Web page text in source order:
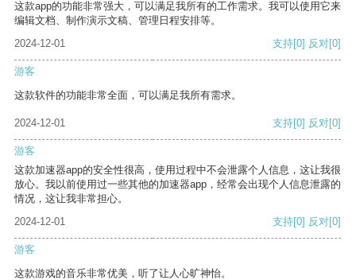
这款app的功能非常强大，可以满足我所有的工作需求。我可以使用它来
编辑文档、制作演示文稿、管理日程安排等。
2024-12-01
支持[0] 反对[0]
游客
这款软件的功能非常全面，可以满足我所有需求。
2024-12-01 支持[0] 反对[0]
游客
这款加速器app的安全性很高，使用过程中不会泄露个人信息，这让我很
放心。我以前使用过一些其他的加速器app，经常会出现个人信息泄露的
情况，这让我非常担心。
2024-12-01
支持[0] 反对[0]
游客
这款游戏的音乐非常优美，听了让人心旷神怡。